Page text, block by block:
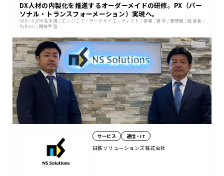
DX人材の内製化を推進するオーダーメイドの研修。PX（パー
ソナル・トランスフォーメーション）実現へ。
500〜5,000名未満 / エンジニア / データサイエンティスト / 営業 /新卒 / 管理職 /経営者 /
Python / 機械学習
サービス 通信・IT
日鉄ソリューションズ株式会社